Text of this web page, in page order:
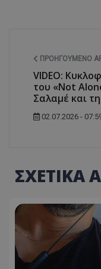
ΠΡΟΗΓΟΎΜΕΝΟ
VIDEO:
του «Not
Σαλαμέ και
02.07.2026 -
ΣΧΕΤΙΚΑ